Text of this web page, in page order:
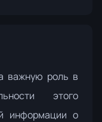
важную роль в
этого
информации о